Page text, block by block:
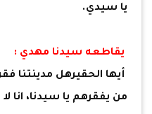
يا سيدي.
يقاطعه سيدنا مهدي :
أيها الحقيرهل مدينتنا
من يفقرهم يا سيدنا، انا